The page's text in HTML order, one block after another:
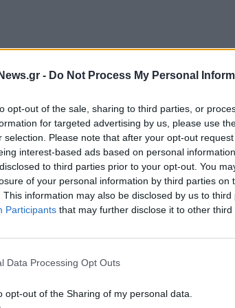
- Do Not Process My Personal
opt-out of the sale, sharing to third parties, or
for targeted advertising by us, please use
selection. Please note that after your opt-out
interest-based ads based on personal
to third parties prior to your opt-out. You
of your personal information by third parties on
This information may also be disclosed by us to
Participants that may further disclose it to other third
Data Processing Opt Outs
opt-out of the Sharing of my personal data.
αλλά και ασθενοφόρο του ΕΚΑΒ. Τότε
σοβαρά από αιχμηρό αντικείμενο,
διακομίστηκε αμέσως στο Λαϊκό
ατόμων που βρίσκονταν μέσα στο
του, της γιαγιάς και μιας κοπέλας, η
του θύματος.
νεκροψίας – νεκροτομής μόλις η